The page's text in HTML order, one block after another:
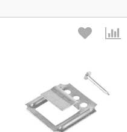
Выберите количество: